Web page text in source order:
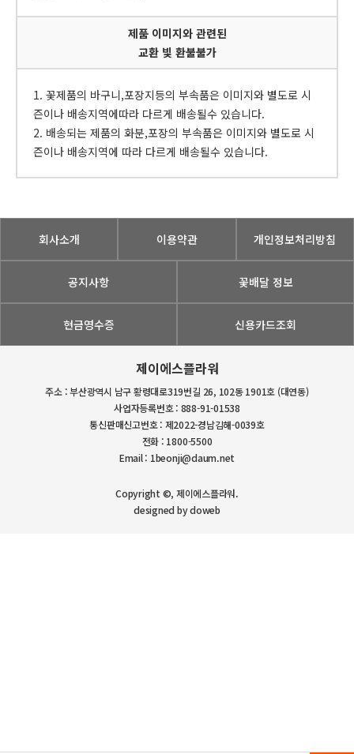
제품 이미지와 관련된
교환 빛 환불불가
1. 꽃제품의 바구니,포장지등의 부속품은 이미지와 별도로 시
즌이나 배송지역에따라 다르게 배송될수 있습니다.
2. 배송되는 제품의 화분,포장의 부속품은 이미지와 별도로 시
즌이나 배송지역에 따라 다르게 배송될수 있습니다.
회사소개 이용약관 개인정보처리방침
공지사항 꽃배달 정보
현금영수증 신용카드조회
제이에스플라워
주소 : 부산광역시 남구 황령대로319번길 26, 102동 1901호 (대연동)
사업자등록번호 : 888-91-01538
통신판매신고번호 : 제2022-경남김해-0039호
전화 : 1800-5500
Email : 1beonji@daum.net
Copyright ©, 제이에스플라워.
designed by doweb